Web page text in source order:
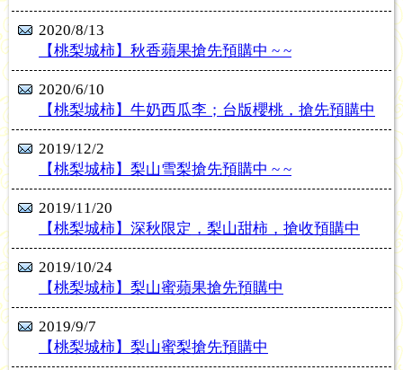
2020/8/13
【桃梨城柿】秋香蘋果搶先預購中 ~ ~
2020/6/10
【桃梨城柿】牛奶西瓜李；台版櫻桃，搶先預購中
2019/12/2
【桃梨城柿】梨山雪梨搶先預購中 ~ ~
2019/11/20
【桃梨城柿】深秋限定，梨山甜柿，搶收預購中
2019/10/24
【桃梨城柿】梨山蜜蘋果搶先預購中
2019/9/7
【桃梨城柿】梨山蜜梨搶先預購中